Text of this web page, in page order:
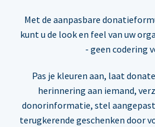
Met de aanpasbare
kunt u de look en feel van uw
- geen codering
Pas je kleuren aan, laat
herinnering aan iemand,
donorinformatie, stel
terugkerende geschenken door